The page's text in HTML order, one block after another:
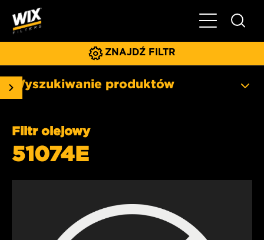
Pokaż/ukryj
ZNAJDŹ FILTR
Wyszukiwanie produktów
Filtr olejowy
51074E